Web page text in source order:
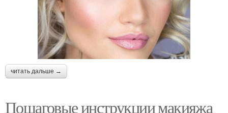
читать дальше →
Пошаговые инструкции макияжа